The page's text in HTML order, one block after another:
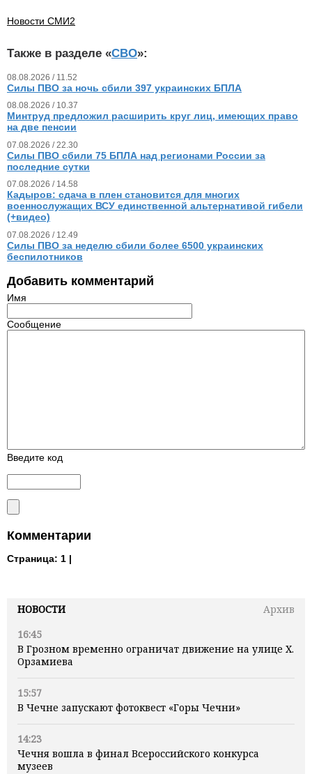
НОВОСТИ
Архив
16:45
В Грозном временно ограничат движение на улице Х.
Орзамиева
15:57
В Чечне запускают фотоквест «Горы Чечни»
14:23
Чечня вошла в финал Всероссийского конкурса
музеев
Новости СМИ2
Также в разделе «СВО»:
08.08.2026 / 11.52
Силы ПВО за ночь сбили 397 украинских БПЛА
08.08.2026 / 10.37
Минтруд предложил расширить круг лиц, имеющих право
на две пенсии
07.08.2026 / 22.30
Силы ПВО сбили 75 БПЛА над регионами России за
последние сутки
07.08.2026 / 14.58
Кадыров: сдача в плен становится для многих
военнослужащих ВСУ единственной альтернативой гибели
(+видео)
07.08.2026 / 12.49
Силы ПВО за неделю сбили более 6500 украинских
беспилотников
Добавить комментарий
Имя
Сообщение
Введите код
Комментарии
Страница: 1 |